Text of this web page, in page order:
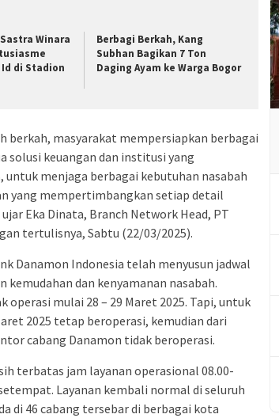
Winara
di Stadion
Berbagi Berkah, Kang
Subhan Bagikan 7 Ton
Daging Ayam ke Warga Bogor
berkah, masyarakat mempersiapkan berbagai
solusi keuangan dan institusi yang
menjaga berbagai kebutuhan nasabah
yang mempertimbangkan setiap detail
Eka Dinata, Branch Network Head, PT
tertulisnya, Sabtu (22/03/2025).
Danamon Indonesia telah menyusun jadwal
dan kenyamanan nasabah.
operasi mulai 28 – 29 Maret 2025. Tapi, untuk
2025 tetap beroperasi, kemudian dari
cabang Danamon tidak beroperasi.
terbatas jam layanan operasional 08.00-
Layanan kembali normal di seluruh
di 46 cabang tersebar di berbagai kota